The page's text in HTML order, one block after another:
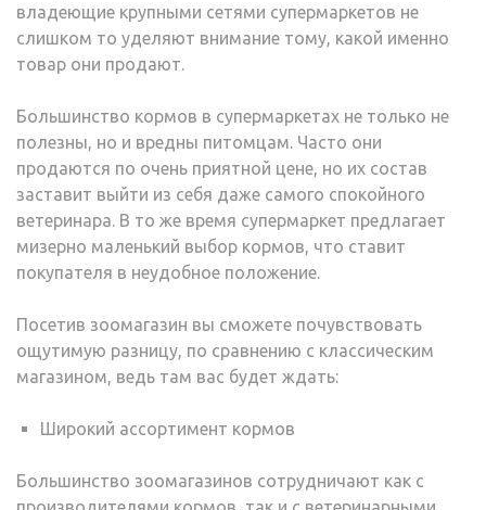
владеющие крупными сетями супермаркетов не
слишком то уделяют внимание тому, какой именно
товар они продают.
Большинство кормов в супермаркетах не только не
полезны, но и вредны питомцам. Часто они
продаются по очень приятной цене, но их состав
заставит выйти из себя даже самого спокойного
ветеринара. В то же время супермаркет предлагает
мизерно маленький выбор кормов, что ставит
покупателя в неудобное положение.
Посетив зоомагазин вы сможете почувствовать
ощутимую разницу, по сравнению с классическим
магазином, ведь там вас будет ждать:
Широкий ассортимент кормов
Большинство зоомагазинов сотрудничают как с